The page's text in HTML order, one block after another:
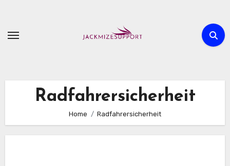
content
Radfahrersicherheit
Home Radfahrersicherheit